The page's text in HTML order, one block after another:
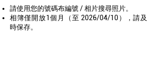
請使用您的號碼布編號 / 相片搜尋照片。
相簿僅開放1個月（至 2026/04/10），請及
時保存。